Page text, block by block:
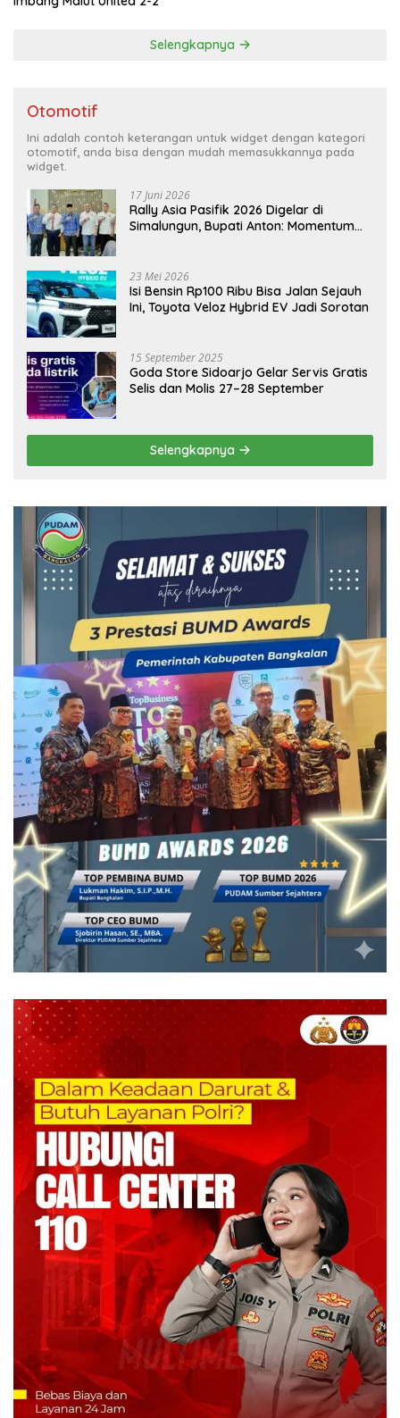
Selengkapnya
Otomotif
Ini adalah contoh keterangan untuk widget dengan kategori
otomotif, anda bisa dengan mudah memasukkannya pada
widget.
17 Juni 2026
Rally Asia Pasifik 2026 Digelar di
Simalungun, Bupati Anton: Momentum
23 Mei 2026
Isi Bensin Rp100 Ribu Bisa Jalan Sejauh
Ini, Toyota Veloz Hybrid EV Jadi Sorotan
15 September 2025
Goda Store Sidoarjo Gelar Servis Gratis
Selis dan Molis 27–28 September
Selengkapnya